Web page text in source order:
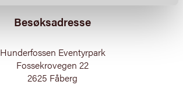
Besøksadresse
Hunderfossen Eventyrpark
Fossekrovegen 22
2625 Fåberg